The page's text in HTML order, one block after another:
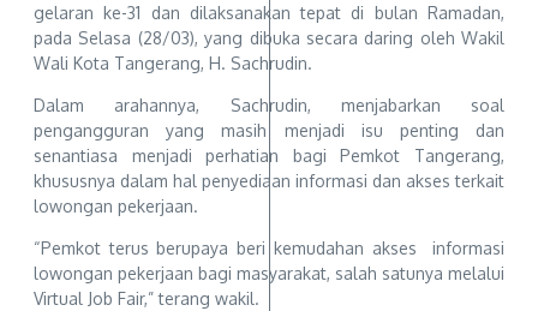
gelaran ke-31 dan dilaksanakan tepat di bulan Ramadan,
pada Selasa (28/03), yang dibuka secara daring oleh Wakil
Wali Kota Tangerang, H. Sachrudin.
Dalam arahannya, Sachrudin, menjabarkan soal
pengangguran yang masih menjadi isu penting dan
senantiasa menjadi perhatian bagi Pemkot Tangerang,
khususnya dalam hal penyediaan informasi dan akses terkait
lowongan pekerjaan.
“Pemkot terus berupaya beri kemudahan akses informasi
lowongan pekerjaan bagi masyarakat, salah satunya melalui
Virtual Job Fair,” terang wakil.